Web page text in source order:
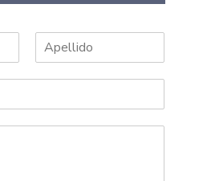
p
l